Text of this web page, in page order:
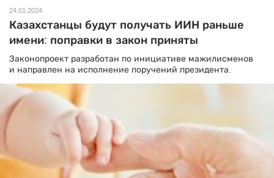
24.01.2024
Казахстанцы будут получать ИИН раньше
имени: поправки в закон приняты
Законопроект разработан по инициативе мажилисменов
и направлен на исполнение поручений президента.